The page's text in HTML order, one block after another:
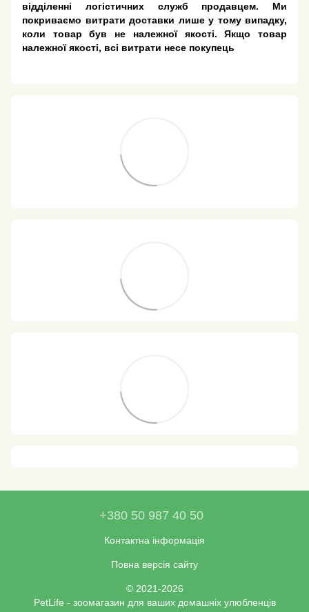
відділенні логістичних служб продавцем. Ми
покриваємо витрати доставки лише у тому випадку,
коли товар був не належної якості. Якщо товар
належної якості, всі витрати несе покупець
+380 50 987 40 50
Контактна інформація
Повна версія сайту
© 2021-2026
PetLife - зоомагазин для ваших домашніх улюбленців